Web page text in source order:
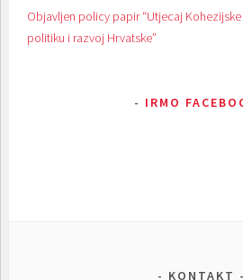
Objavljen policy papir “Utjecaj
politiku i razvoj Hrvatske”
IRMO
KONTAKT